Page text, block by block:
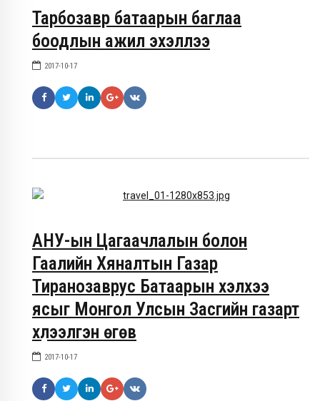
Тарбозавр батаарын баглаа
боодлын ажил эхэллээ
2017-10-17
АНУ-ын Цагаачлалын болон
Гаалийн Хяналтын Газар
Тиранозаврус Батаарын хэлхээ
ясыг Монгол Улсын Засгийн газарт
хүлээлгэн өгөв
2017-10-17